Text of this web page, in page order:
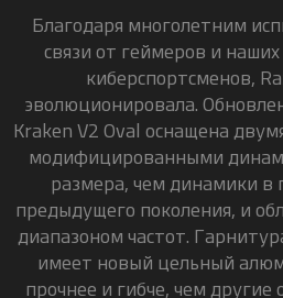
Благодаря многолетним
связи от геймеров и
киберспортсменов,
эволюционировала.
Kraken V2 Oval оснащена
модифицированными
размера, чем динамики в
предыдущего поколения, и
диапазоном частот.
имеет новый цельный
прочнее и гибче, чем